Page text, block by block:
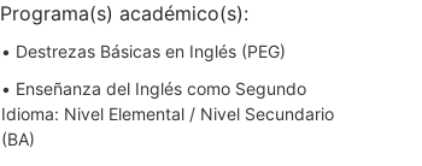
Programa(s) académico(s):
• Destrezas Básicas en Inglés (PEG)
• Enseñanza del Inglés como Segundo
Idioma: Nivel Elemental / Nivel Secundario
(BA)